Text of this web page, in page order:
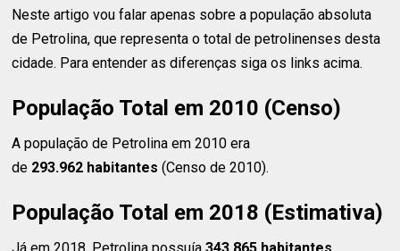
Neste artigo vou falar apenas sobre a população absoluta
de Petrolina, que representa o total de petrolinenses desta
cidade. Para entender as diferenças siga os links acima.
População Total em 2010 (Censo)
A população de Petrolina em 2010 era
de 293.962 habitantes(Censo de 2010).
População Total em 2018 (Estimativa)